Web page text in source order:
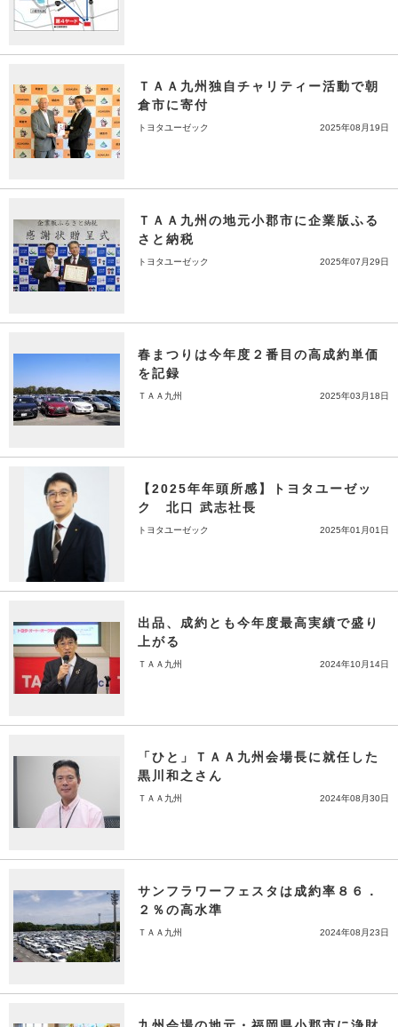
ＴＡＡ九州独自チャリティー活動で朝
倉市に寄付
トヨタユーゼック 2025年08月19日
ＴＡＡ九州の地元小郡市に企業版ふる
さと納税
トヨタユーゼック 2025年07月29日
春まつりは今年度２番目の高成約単価
を記録
ＴＡＡ九州 2025年03月18日
【2025年年頭所感】トヨタユーゼッ
ク 北口 武志社長
トヨタユーゼック 2025年01月01日
出品、成約とも今年度最高実績で盛り
上がる
ＴＡＡ九州 2024年10月14日
「ひと」ＴＡＡ九州会場長に就任した
黒川和之さん
ＴＡＡ九州 2024年08月30日
サンフラワーフェスタは成約率８６．
２％の高水準
ＴＡＡ九州 2024年08月23日